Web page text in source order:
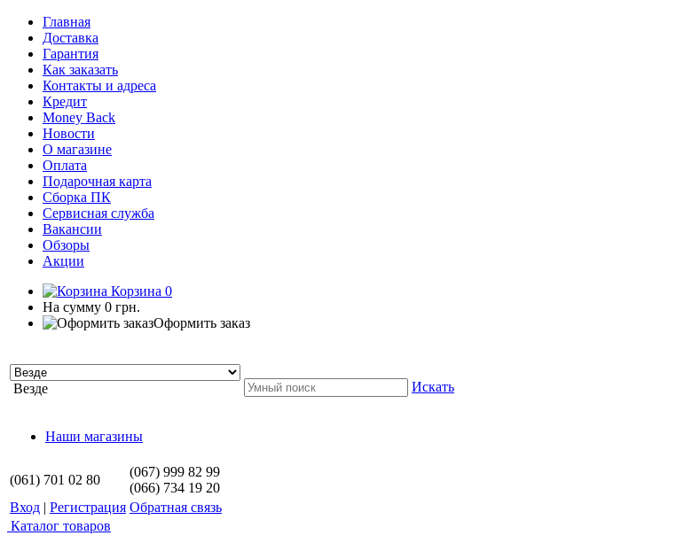
Главная
Доставка
Гарантия
Как заказать
Контакты и адреса
Кредит
Money Back
Новости
О магазине
Оплата
Подарочная карта
Сборка ПК
Сервисная служба
Вакансии
Обзоры
Акции
Корзина 0
На сумму 0 грн.
Оформить заказ
Везде Искать
Наши магазины
(061) 701 02 80
(067) 999 82 99
(066) 734 19 20
Вход | Регистрация Обратная связь
Каталог товаров